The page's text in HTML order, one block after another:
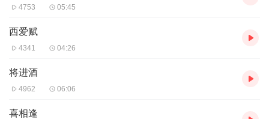
4753 05:45
西爱赋
4341 04:26
将进酒
4962 06:06
喜相逢